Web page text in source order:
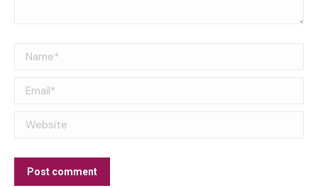
Name *
Email *
Website
Post comment